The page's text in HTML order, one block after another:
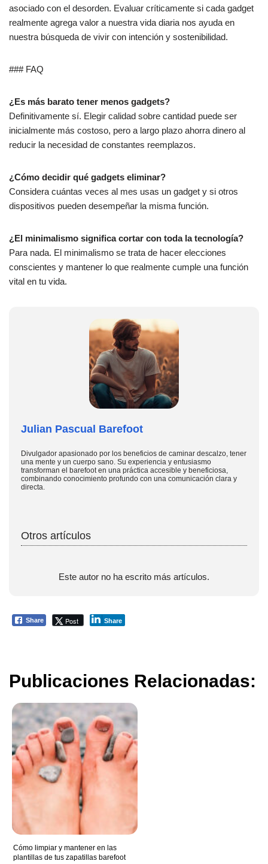
asociado con el desorden. Evaluar críticamente si cada gadget
realmente agrega valor a nuestra vida diaria nos ayuda en
nuestra búsqueda de vivir con intención y sostenibilidad.
### FAQ
¿Es más barato tener menos gadgets?
Definitivamente sí. Elegir calidad sobre cantidad puede ser
inicialmente más costoso, pero a largo plazo ahorra dinero al
reducir la necesidad de constantes reemplazos.
¿Cómo decidir qué gadgets eliminar?
Considera cuántas veces al mes usas un gadget y si otros
dispositivos pueden desempeñar la misma función.
¿El minimalismo significa cortar con toda la tecnología?
Para nada. El minimalismo se trata de hacer elecciones
conscientes y mantener lo que realmente cumple una función
vital en tu vida.
Julian Pascual Barefoot
Divulgador apasionado por los beneficios de caminar descalzo, tener
una mente y un cuerpo sano. Su experiencia y entusiasmo
transforman el barefoot en una práctica accesible y beneficiosa,
combinando conocimiento profundo con una comunicación clara y
directa.
Otros artículos
Este autor no ha escrito más artículos.
Share Post Share
Publicaciones Relacionadas:
Cómo limpiar y mantener en las
plantillas de tus zapatillas barefoot